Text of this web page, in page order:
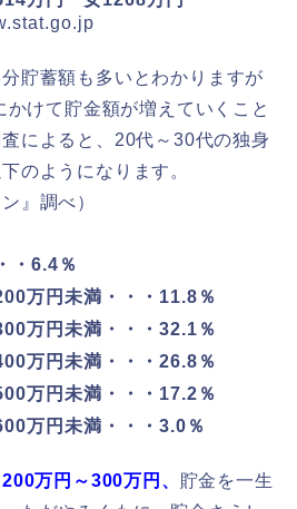
貯蓄額も多いとわかりますが
けて貯金額が増えていくこと
によると、20代～30代の独身
のようになります。
』調べ）
・6.4％
万円未満・・・11.8％
万円未満・・・32.1％
万円未満・・・26.8％
万円未満・・・17.2％
万円未満・・・3.0％
200万円～300万円、 貯金を一生